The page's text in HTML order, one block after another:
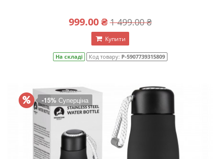
999.00 ₴ 1 499.00 ₴
Купити
На складі Код товару: P-5907739315809
-15% Суперціна